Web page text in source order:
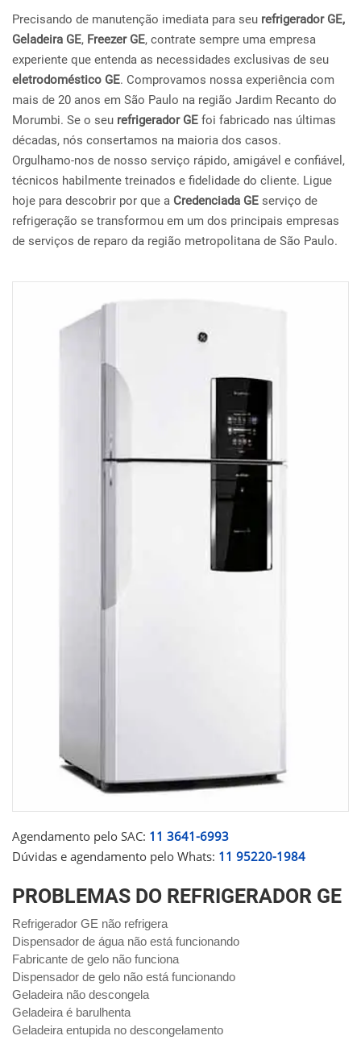
Precisando de manutenção imediata para seu refrigerador GE,
Geladeira GE, Freezer GE, contrate sempre uma empresa
experiente que entenda as necessidades exclusivas de seu
eletrodoméstico GE. Comprovamos nossa experiência com
mais de 20 anos em São Paulo na região Jardim Recanto do
Morumbi. Se o seu refrigerador GE foi fabricado nas últimas
décadas, nós consertamos na maioria dos casos.
Orgulhamo-nos de nosso serviço rápido, amigável e confiável,
técnicos habilmente treinados e fidelidade do cliente. Ligue
hoje para descobrir por que a Credenciada GE serviço de
refrigeração se transformou em um dos principais empresas
de serviços de reparo da região metropolitana de São Paulo.
Agendamento pelo SAC: 11 3641-6993
Dúvidas e agendamento pelo Whats: 11 95220-1984
PROBLEMAS DO REFRIGERADOR GE
Refrigerador GE não refrigera
Dispensador de água não está funcionando
Fabricante de gelo não funciona
Dispensador de gelo não está funcionando
Geladeira não descongela
Geladeira é barulhenta
Geladeira entupida no descongelamento